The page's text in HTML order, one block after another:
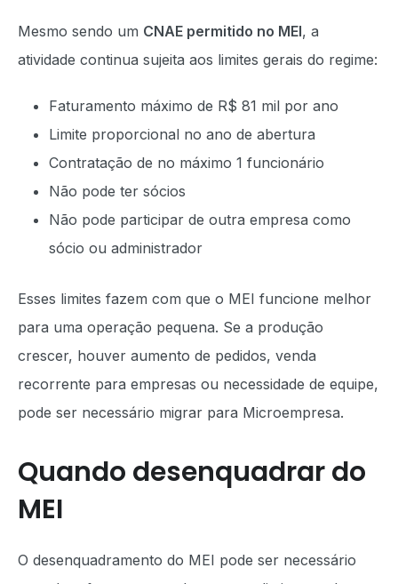
Mesmo sendo um CNAE permitido no MEI, a
atividade continua sujeita aos limites gerais do regime:
Faturamento máximo de R$ 81 mil por ano
Limite proporcional no ano de abertura
Contratação de no máximo 1 funcionário
Não pode ter sócios
Não pode participar de outra empresa como
sócio ou administrador
Esses limites fazem com que o MEI funcione melhor
para uma operação pequena. Se a produção
crescer, houver aumento de pedidos, venda
recorrente para empresas ou necessidade de equipe,
pode ser necessário migrar para Microempresa.
Quando desenquadrar do
MEI
O desenquadramento do MEI pode ser necessário